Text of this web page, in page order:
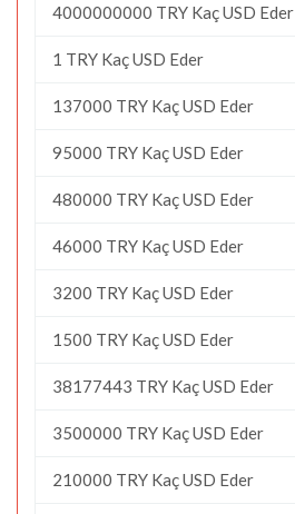
4000000000 TRY Kaç USD Eder
1 TRY Kaç USD Eder
137000 TRY Kaç USD Eder
95000 TRY Kaç USD Eder
480000 TRY Kaç USD Eder
46000 TRY Kaç USD Eder
3200 TRY Kaç USD Eder
1500 TRY Kaç USD Eder
38177443 TRY Kaç USD Eder
3500000 TRY Kaç USD Eder
210000 TRY Kaç USD Eder